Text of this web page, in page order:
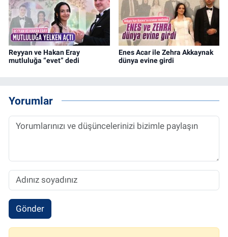
Reyyan ve Hakan Eray
mutluluğa “evet” dedi
Enes Acar ile Zehra Akkaynak
dünya evine girdi
Yorumlar
Gönder